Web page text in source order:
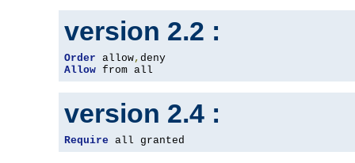
version 2.2 :
Order allow,
Allow from all
version 2.4 :
Require all granted